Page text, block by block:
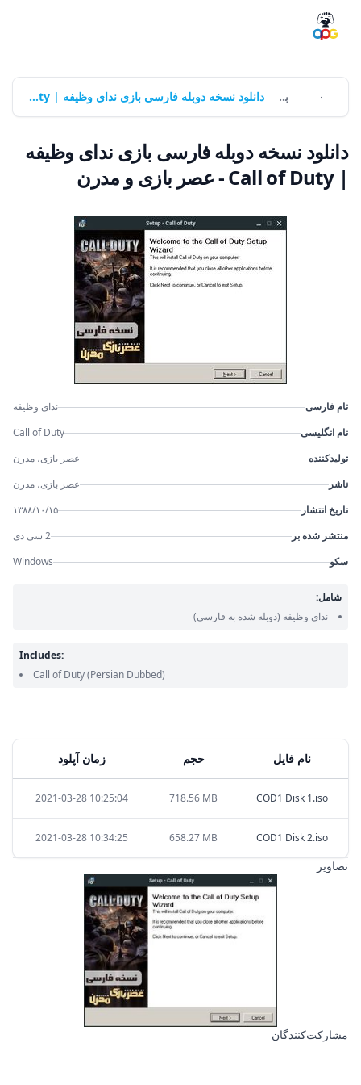
بازی‌ها دانلود نسخه دوبله فارسی بازی ندای وظیفه | Call of Duty - عصر بازی و مدرن
دانلود نسخه دوبله فارسی بازی ندای وظیفه
| Call of Duty - عصر بازی و مدرن
نام فایل حجم زمان آپلود
COD1 Disk 1.iso
718.56 MB
2021-03-28 10:25:04
COD1 Disk 2.iso
658.27 MB
2021-03-28 10:34:25
تصاویر
مشارکت‌کنندگان
نام فارسی
ندای وظیفه
نام انگلیسی
Call of Duty
تولیدکننده
عصر بازی، مدرن
ناشر
عصر بازی، مدرن
تاریخ انتشار
۱۳۸۸/۱۰/۱۵
منتشر شده بر
2 سی دی
سکو
Windows
شامل:
ندای وظیفه (دوبله شده به فارسی)
Includes:
Call of Duty(Persian Dubbed)